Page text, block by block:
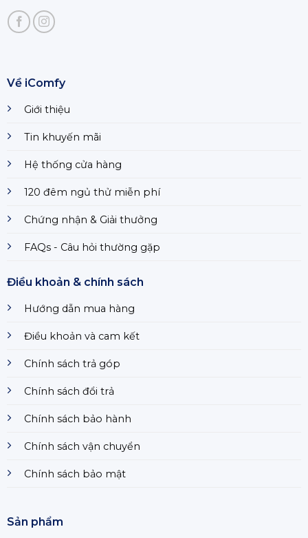
Về iComfy
Giới thiệu
Tin khuyến mãi
Hệ thống cửa hàng
120 đêm ngủ thử miễn phí
Chứng nhận & Giải thưởng
FAQs - Câu hỏi thường gặp
Điều khoản & chính sách
Hướng dẫn mua hàng
Điều khoản và cam kết
Chính sách trả góp
Chính sách đổi trả
Chính sách bảo hành
Chính sách vận chuyển
Chính sách bảo mật
Sản phẩm